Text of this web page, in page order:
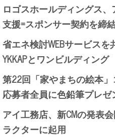
ロゴスホールディングス
支援=スポンサー契約を締
省エネ検討WEBサービスを
YKKAPとワンビルディング
第22回「家やまちの絵本
応募者全員に色鉛筆プレゼ
アイ工務店、新CMの発表
ラクターに起用